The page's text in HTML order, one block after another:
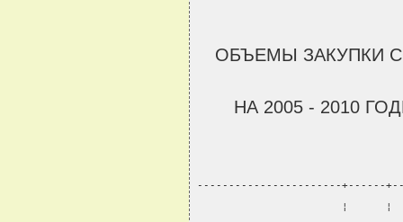
ОБЪЕМЫ ЗАКУПКИ
НА 2005 - 2010
-----------------------+------
¦      ¦